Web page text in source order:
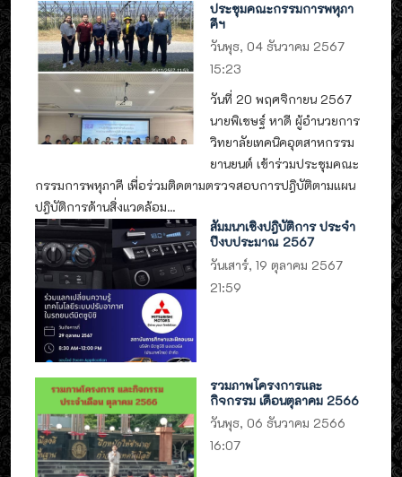
ประชุมคณะกรรมการพหุภา
คีฯ
วันพุธ, 04 ธันวาคม 2567
15:23
วันที่ 20 พฤศจิกายน 2567
นายพิเชษฐ์ หาดี ผู้อำนวยการ
วิทยาลัยเทคนิคอุตสาหกรรม
ยานยนต์ เข้าร่วมประชุมคณะ
กรรมการพหุภาคี เพื่อร่วมติดตามตรวจสอบการปฎิบัติตามแผน
ปฎิบัติการด้านสิ่งแวดล้อม...
สัมมนาเชิงปฎิบัติการ ประจำ
ปีงบประมาณ 2567
วันเสาร์, 19 ตุลาคม 2567
21:59
รวมภาพโครงการและ
กิจกรรม เดือนตุลาคม 2566
วันพุธ, 06 ธันวาคม 2566
16:07